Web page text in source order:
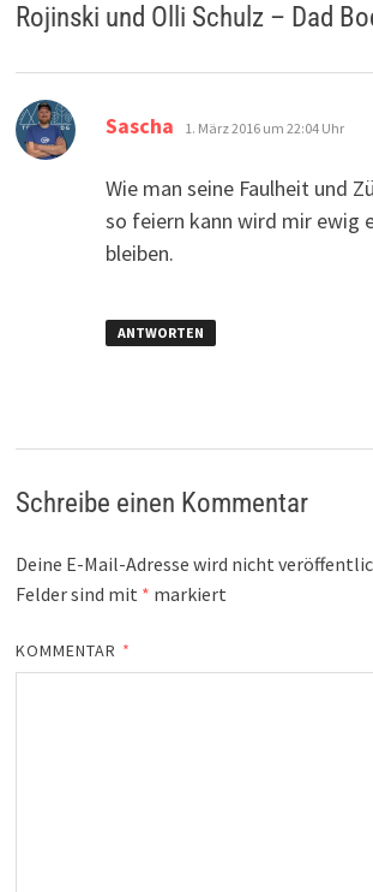
Rojinski und Olli Schulz – Dad
Sascha sagt:
1. März 2016 um 22:04 Uhr
Wie man seine Faulheit und
so feiern kann wird mir ewig
bleiben.
ANTWORTEN
Schreibe einen Kommentar
Deine E-Mail-Adresse wird nicht
Felder sind mit * markiert
KOMMENTAR *